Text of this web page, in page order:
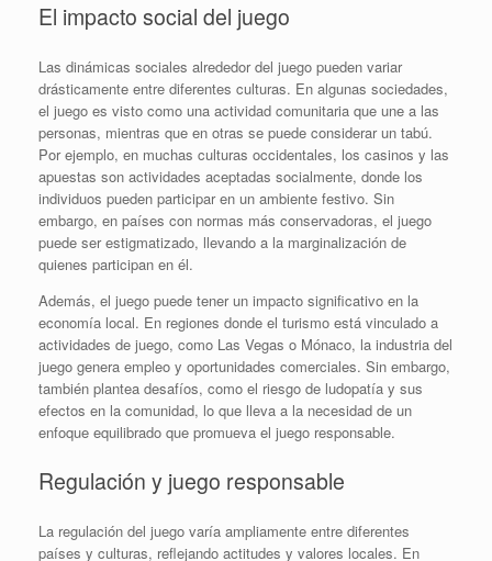
El impacto social del juego
Las dinámicas sociales alrededor del juego pueden variar
drásticamente entre diferentes culturas. En algunas sociedades,
el juego es visto como una actividad comunitaria que une a las
personas, mientras que en otras se puede considerar un tabú.
Por ejemplo, en muchas culturas occidentales, los casinos y las
apuestas son actividades aceptadas socialmente, donde los
individuos pueden participar en un ambiente festivo. Sin
embargo, en países con normas más conservadoras, el juego
puede ser estigmatizado, llevando a la marginalización de
quienes participan en él.
Además, el juego puede tener un impacto significativo en la
economía local. En regiones donde el turismo está vinculado a
actividades de juego, como Las Vegas o Mónaco, la industria del
juego genera empleo y oportunidades comerciales. Sin embargo,
también plantea desafíos, como el riesgo de ludopatía y sus
efectos en la comunidad, lo que lleva a la necesidad de un
enfoque equilibrado que promueva el juego responsable.
Regulación y juego responsable
La regulación del juego varía ampliamente entre diferentes
países y culturas, reflejando actitudes y valores locales. En